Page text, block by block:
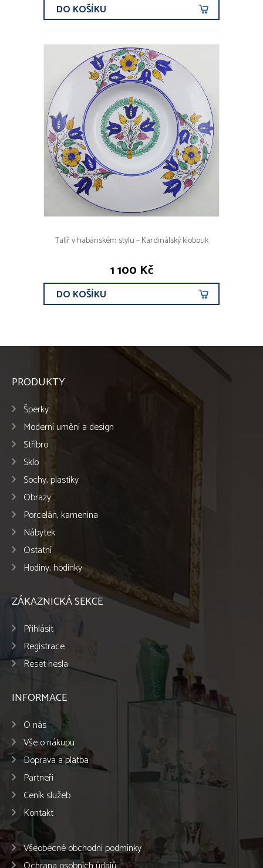
DO KOŠÍKU
Talíř v habánském stylu – Kardinálský klobouk
1 100 Kč
DO KOŠÍKU
PRODUKTY
Šperky
Moderní umění a design
Stříbro
Sklo
Sochy, plastiky
Obrazy
Porcelán, kamenina
Nábytek
Ostatní
Hodiny, hodinky
ZÁKAZNICKÁ SEKCE
Přihlásit
Registrace
Reset hesla
INFORMACE
O nás
Vše o nákupu
Doprava a platba
Partneři
Ceník služeb
Kontakt
Všeobecné obchodní podmínky